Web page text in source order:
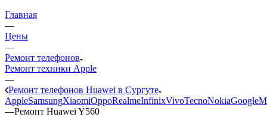
Главная
—
Цены
—
Ремонт телефонов
Ремонт техники Apple
—
Ремонт телефонов Huawei в Сургуте
AppleSamsungXiaomiOppoRealmeInfinixVivoTecnoNokiaGoogle
—Ремонт Huawei Y560